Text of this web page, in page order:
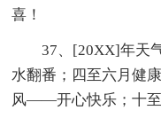
喜！
37、[20XX]年天
水翻番；四至六月健
风——开心快乐；十